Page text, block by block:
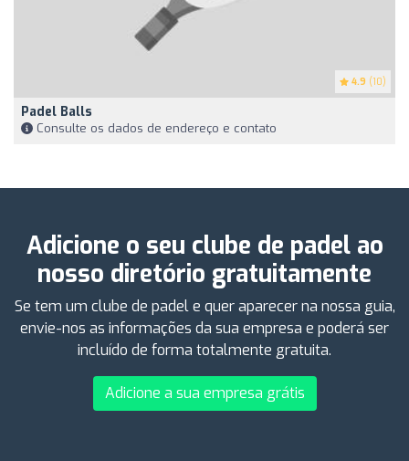
4.9 (10)
Padel Balls
Consulte os dados de endereço e contato
Adicione o seu clube de padel ao
nosso diretório gratuitamente
Se tem um clube de padel e quer aparecer na nossa guia,
envie-nos as informações da sua empresa e poderá ser
incluído de forma totalmente gratuita.
Adicione a sua empresa grátis